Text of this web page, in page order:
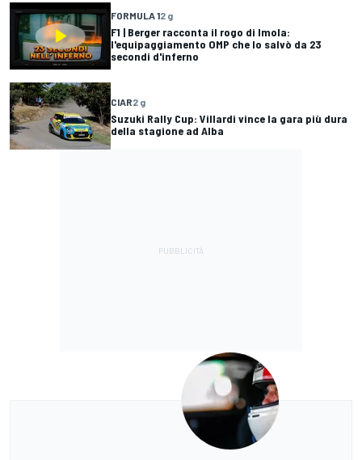
FORMULA 12 g
F1 | Berger racconta il rogo di Imola:
l'equipaggiamento OMP che lo salvò da 23
secondi d'inferno
CIAR2 g
Suzuki Rally Cup: Villardi vince la gara più dura
della stagione ad Alba